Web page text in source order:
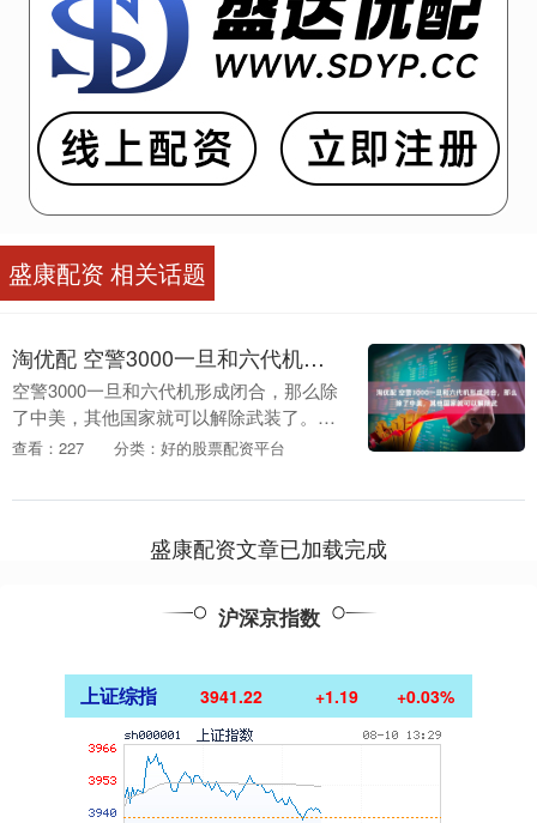
盛康配资 相关话题
淘优配 空警3000一旦和六代机形成闭合，那么除了中美，其他国家就可以解除武
空警3000一旦和六代机形成闭合，那么除
了中美，其他国家就可以解除武装了。说
得直白点，如果中国把最先进的空警3000
空军估计....
查看：227 分类：好的股票配资平台
盛康配资文章已加载完成
沪深京指数
上证综指 3941.22 +1.19 +0.03%